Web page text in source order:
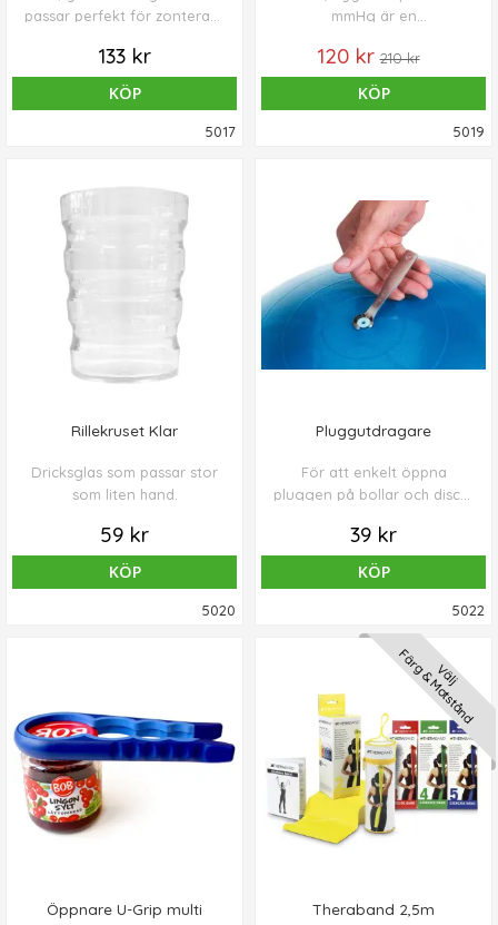
passar perfekt för zonterapi,
massage av triggerpunkter
vid myofascial smärta.
Levereras i 2-pack, trevlig
133 kr
KÖP
5017
mmHg är en
högsta kvalitet. Stickad i
ekologisk bomull (56% Eko
bomull, 28 % polyamid och
120 kr 210 kr
KÖP
5019
Rillekruset Klar
Dricksglas som passar stor
som liten hand.
59 kr
KÖP
5020
Pluggutdragare
För att enkelt öppna
pluggen på bollar och discar
reducering av luft.
39 kr
KÖP
5022
Öppnare U-Grip multi
Välj
Färg & Motstånd
Theraband 2,5m